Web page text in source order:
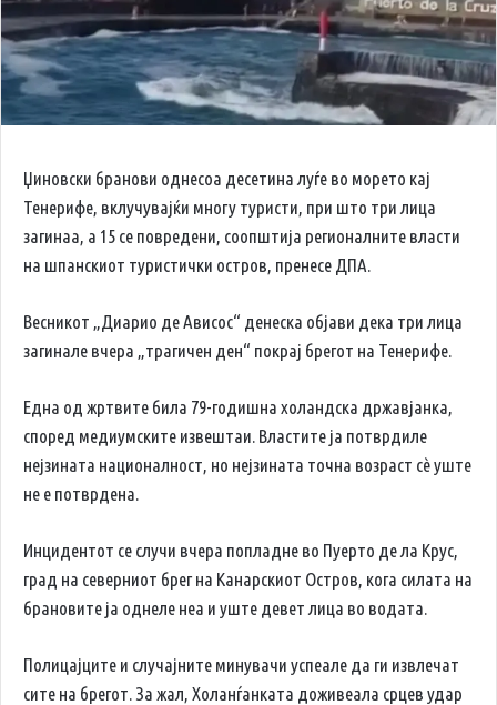
Џиновски бранови однесоа десетина луѓе во морето кај
Тенерифе, вклучувајќи многу туристи, при што три лица
загинаа, а 15 се повредени, соопштија регионалните власти
на шпанскиот туристички остров, пренесе ДПА.
Весникот „Диарио де Ависос“ денеска објави дека три лица
загинале вчера „трагичен ден“ покрај брегот на Тенерифе.
Една од жртвите била 79-годишна холандска државјанка,
според медиумските извештаи. Властите ја потврдиле
нејзината националност, но нејзината точна возраст сè уште
не е потврдена.
Инцидентот се случи вчера попладне во Пуерто де ла Крус,
град на северниот брег на Канарскиот Остров, кога силата на
брановите ја однеле неа и уште девет лица во водата.
Полицајците и случајните минувачи успеале да ги извлечат
сите на брегот. За жал, Холанѓанката доживеала срцев удар